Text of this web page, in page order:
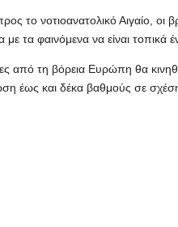
το νοτιοανατολικό Αιγαίο, οι
τα φαινόμενα να είναι τοπικά
από τη βόρεια Ευρώπη θα
έως και δέκα βαθμούς σε